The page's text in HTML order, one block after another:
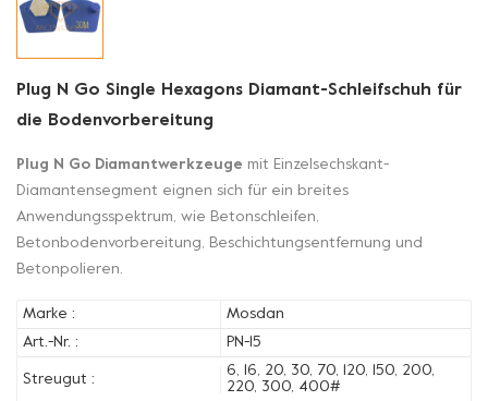
Plug N Go Single Hexagons Diamant-Schleifschuh für
die Bodenvorbereitung
Plug N Go Diamantwerkzeuge mit Einzelsechskant-
Diamantensegment eignen sich für ein breites
Anwendungsspektrum, wie Betonschleifen,
Betonbodenvorbereitung, Beschichtungsentfernung und
Betonpolieren.
Marke :
Mosdan
Art.-Nr. :
PN-15
Streugut :
6, 16, 20, 30, 70, 120, 150, 200,
220, 300, 400#